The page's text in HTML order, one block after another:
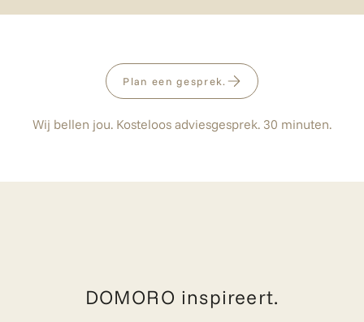
Plan een gesprek.
Wij bellen jou. Kosteloos adviesgesprek. 30 minuten.
DOMORO inspireert.